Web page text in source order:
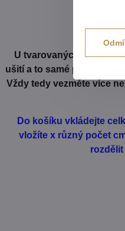
U tvarovaných záclon
ušití a to samé platí pro
Vždy tedy vezměte více
Do košíku vkládejte
vložíte x různý počet